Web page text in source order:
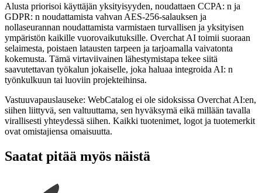
Alusta priorisoi käyttäjän yksityisyyden, noudattaen CCPA: n ja
GDPR: n noudattamista vahvan AES-256-salauksen ja
nollaseurannan noudattamista varmistaen turvallisen ja yksityisen
ympäristön kaikille vuorovaikutuksille. Overchat AI toimii suoraan
selaimesta, poistaen latausten tarpeen ja tarjoamalla vaivatonta
kokemusta. Tämä virtaviivainen lähestymistapa tekee siitä
saavutettavan työkalun jokaiselle, joka haluaa integroida AI: n
työnkulkuun tai luoviin projekteihinsa.
Vastuuvapauslauseke: WebCatalog ei ole sidoksissa Overchat AI:en,
siihen liittyvä, sen valtuuttama, sen hyväksymä eikä millään tavalla
virallisesti yhteydessä siihen. Kaikki tuotenimet, logot ja tuotemerkit
ovat omistajiensa omaisuutta.
Saatat pitää myös näistä